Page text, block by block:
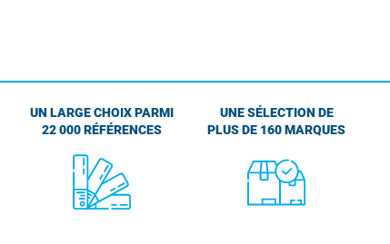
UN LARGE CHOIX PARMI
22 000 RÉFÉRENCES
UNE SÉLECTION DE
PLUS DE 160 MARQUES